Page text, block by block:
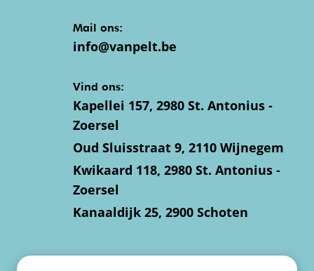
Mail ons:
info@vanpelt.be
Vind ons:
Kapellei 157, 2980 St. Antonius -
Zoersel
Oud Sluisstraat 9, 2110 Wijnegem
Kwikaard 118, 2980 St. Antonius -
Zoersel
Kanaaldijk 25, 2900 Schoten